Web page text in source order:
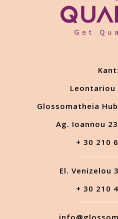
Leontariou
Glossomatheia
Ag. Ioannou
+ 30 210
El. Venizelou
+ 30 210